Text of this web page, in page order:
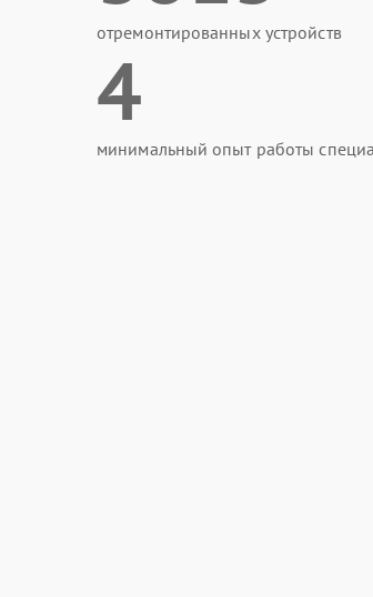
отремонтированных устройств
4
минимальный опыт работы